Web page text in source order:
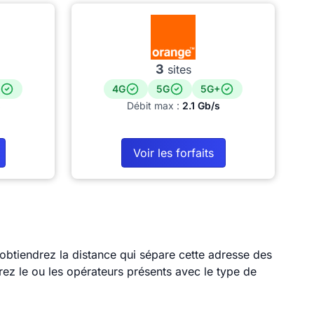
3 sites
4G 5G
5G+
Débit max : 2.1 Gb/s
Voir les forfaits
la distance qui sépare cette adresse des
le ou les opérateurs présents avec le type de